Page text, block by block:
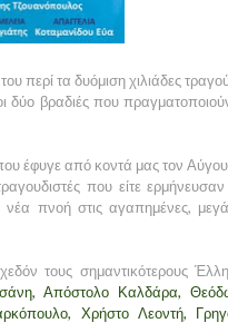
περί τα δυόμιση χιλιάδες
δύο βραδιές που
έφυγε από κοντά μας τον
που είτε
νέα πνοή στις αγαπημένες,
τους σημαντικότερους
Απόστολο Καλδάρα,
Χρήστο Λεοντή,